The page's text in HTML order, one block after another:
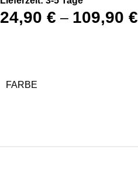
24,90 € – 109,90 €
FARBE